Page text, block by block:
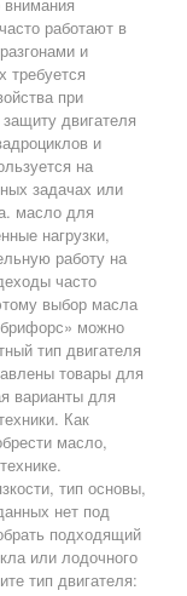
работают в
и
требуется
при
двигателя
и
на
задачах или
масло для
нагрузки,
работу на
часто
выбор масла
можно
тип двигателя
товары для
варианты для
Как
масло,
тип основы,
нет под
подходящий
или лодочного
тип двигателя: